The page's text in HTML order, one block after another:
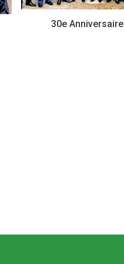
30e Anniversaire